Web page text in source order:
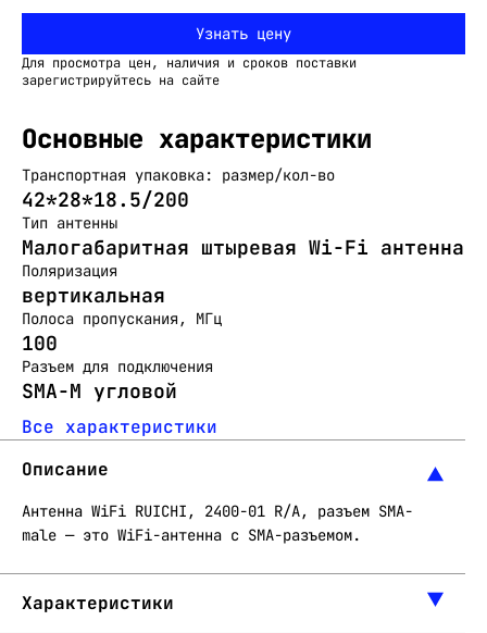
Узнать цену
Для просмотра цен, наличия и сроков поставки
зарегистрируйтесь на сайте
Основные характеристики
Транспортная упаковка: размер/кол-во
42*28*18.5/200
Тип антенны
Малогабаритная штыревая Wi-Fi антенна
Поляризация
вертикальная
Полоса пропускания, МГц
100
Разъем для подключения
SMA-M угловой
Все характеристики
Описание
Антенна WiFi RUICHI, 2400-01 R/A, разъем SMA-
male — это WiFi-антенна с SMA-разъемом.
Характеристики